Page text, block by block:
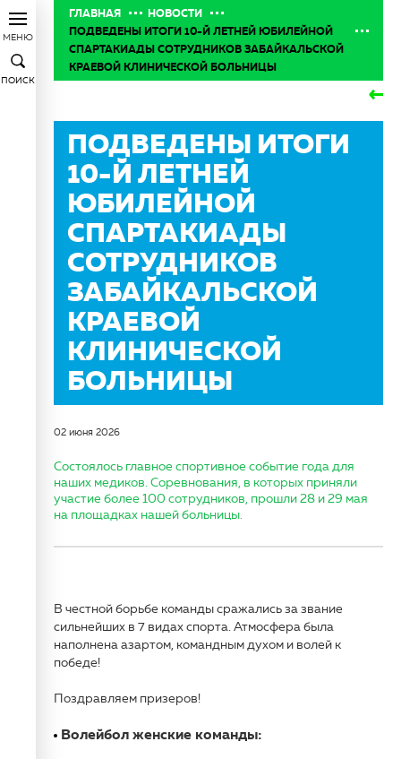
МЕНЮ
ПОИСК
ГЛАВНАЯ
НОВОСТИ
ПОДВЕДЕНЫ ИТОГИ 10-Й ЛЕТНЕЙ ЮБИЛЕЙНОЙ
СПАРТАКИАДЫ СОТРУДНИКОВ ЗАБАЙКАЛЬСКОЙ
КРАЕВОЙ КЛИНИЧЕСКОЙ БОЛЬНИЦЫ
ПОДВЕДЕНЫ ИТОГИ
10-Й ЛЕТНЕЙ
ЮБИЛЕЙНОЙ
СПАРТАКИАДЫ
СОТРУДНИКОВ
ЗАБАЙКАЛЬСКОЙ
КРАЕВОЙ
КЛИНИЧЕСКОЙ
БОЛЬНИЦЫ
02 июня 2026
Состоялось главное спортивное событие года для
наших медиков. Соревнования, в которых приняли
участие более 100 сотрудников, прошли 28 и 29 мая
на площадках нашей больницы.
В честной борьбе команды сражались за звание
сильнейших в 7 видах спорта. Атмосфера была
наполнена азартом, командным духом и волей к
победе!
Поздравляем призеров!
Волейбол женские команды: